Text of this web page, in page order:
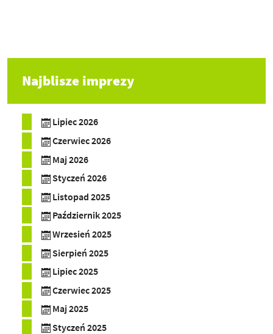
Najblisze imprezy
Lipiec 2026
Czerwiec 2026
Maj 2026
Styczeń 2026
Listopad 2025
Październik 2025
Wrzesień 2025
Sierpień 2025
Lipiec 2025
Czerwiec 2025
Maj 2025
Styczeń 2025